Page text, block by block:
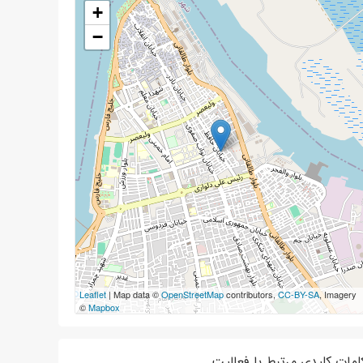
+
−
Leaflet | Map data ©OpenStreetMapcontributors, CC-BY-SA, Imagery
©Mapbox